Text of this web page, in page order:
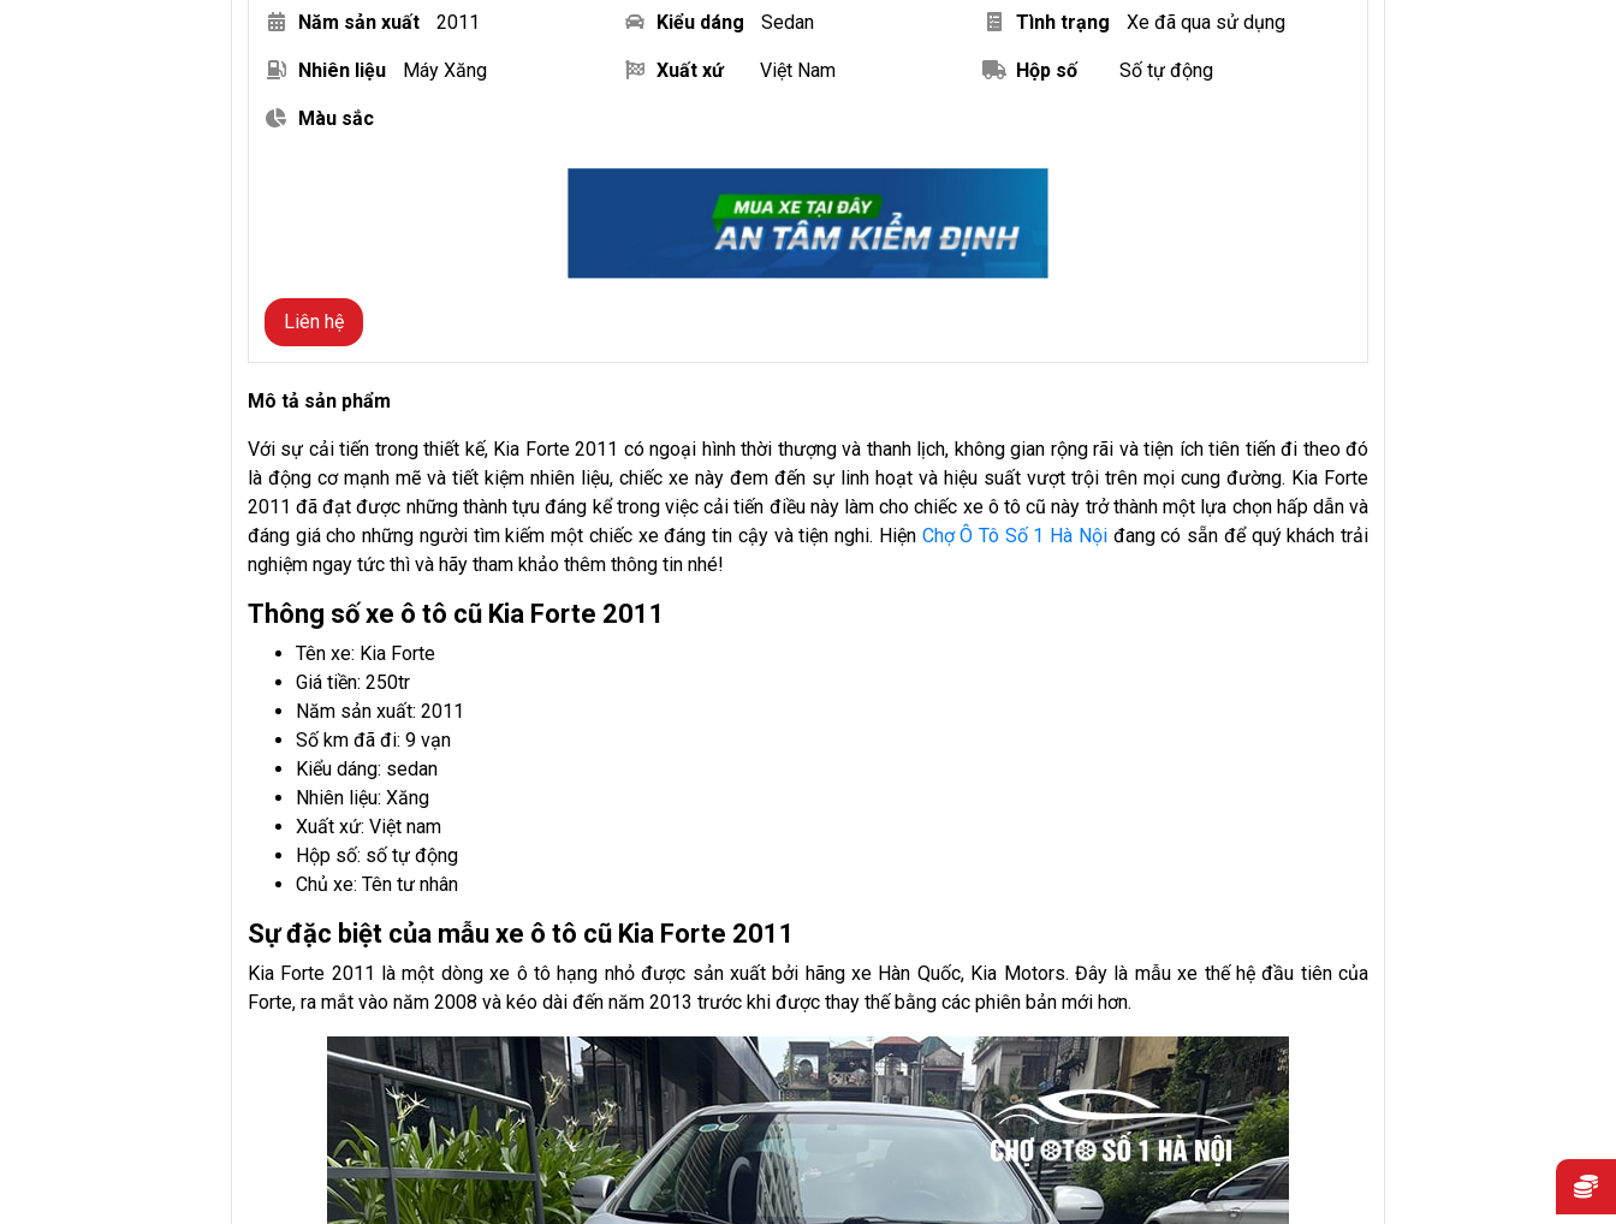
Năm sản xuất 2011 Kiểu dáng Sedan Tình trạng Xe đã qua sử dụng
Nhiên liệu Máy Xăng Xuất xứ Việt Nam Hộp số Số tự động
Màu sắc
Liên hệ
Mô tả sản phẩm
Với sự cải tiến trong thiết kế, Kia Forte 2011 có ngoại hình thời thượng và thanh lịch, không gian rộng rãi và tiện ích tiên tiến đi theo đó
là động cơ mạnh mẽ và tiết kiệm nhiên liệu, chiếc xe này đem đến sự linh hoạt và hiệu suất vượt trội trên mọi cung đường. Kia Forte
2011 đã đạt được những thành tựu đáng kể trong việc cải tiến điều này làm cho chiếc xe ô tô cũ này trở thành một lựa chọn hấp dẫn và
đáng giá cho những người tìm kiếm một chiếc xe đáng tin cậy và tiện nghi. Hiện Chợ Ô Tô Số 1 Hà Nộiđang có sẵn để quý khách trải
nghiệm ngay tức thì và hãy tham khảo thêm thông tin nhé!
Thông số xe ô tô cũ Kia Forte 2011
Tên xe: Kia Forte
Giá tiền: 250tr
Năm sản xuất: 2011
Số km đã đi: 9 vạn
Kiểu dáng: sedan
Nhiên liệu: Xăng
Xuất xứ: Việt nam
Hộp số: số tự động
Chủ xe: Tên tư nhân
Sự đặc biệt của mẫu xe ô tô cũ Kia Forte 2011
Kia Forte 2011 là một dòng xe ô tô hạng nhỏ được sản xuất bởi hãng xe Hàn Quốc, Kia Motors. Đây là mẫu xe thế hệ đầu tiên của
Forte, ra mắt vào năm 2008 và kéo dài đến năm 2013 trước khi được thay thế bằng các phiên bản mới hơn.